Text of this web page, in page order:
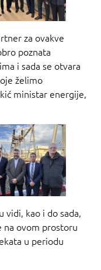
za ovakve
poznata
i sada se otvara
želimo
ministar energije,
vidi, kao i do sada,
na ovom prostoru
u periodu